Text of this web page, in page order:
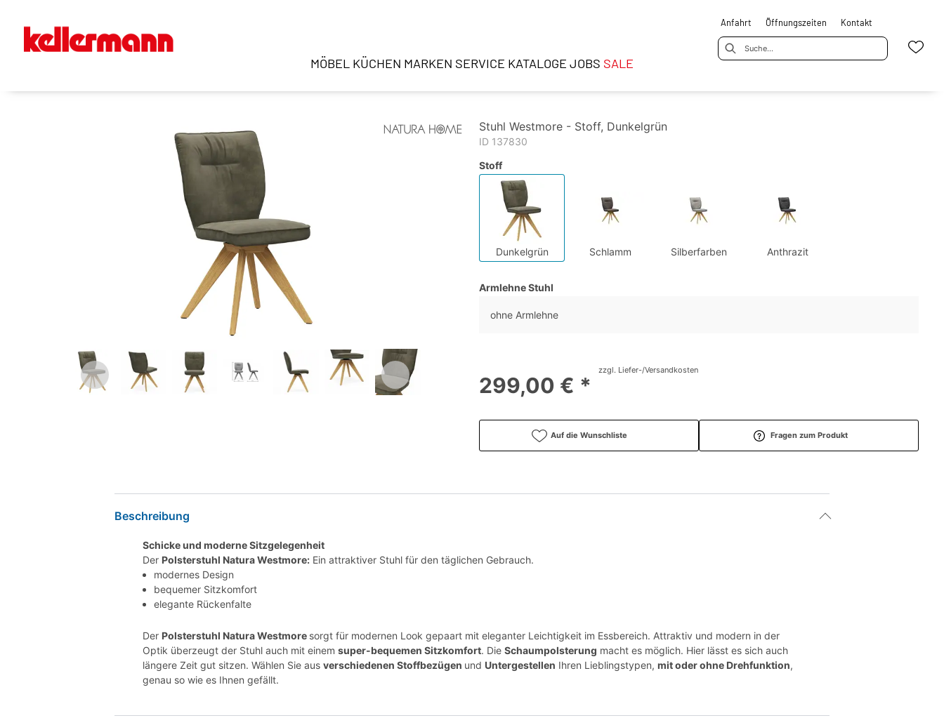
Anfahrt Öffnungszeiten Kontakt
MÖBEL KÜCHEN MARKEN SERVICE KATALOGE JOBS SALE
Stuhl Westmore - Stoff, Dunkelgrün
ID 137830
Stoff
Dunkelgrün Schlamm Silberfarben Anthrazit
Armlehne Stuhl
ohne Armlehne
299,00 € *
zzgl. Liefer-/Versandkosten
Auf die Wunschliste Fragen zum Produkt
Beschreibung
Schicke und moderne Sitzgelegenheit
Der Polsterstuhl Natura Westmore: Ein attraktiver Stuhl für den täglichen Gebrauch.
modernes Design
bequemer Sitzkomfort
elegante Rückenfalte
Der Polsterstuhl Natura Westmore sorgt für modernen Look gepaart mit eleganter Leichtigkeit im Essbereich. Attraktiv und modern in der
Optik überzeugt der Stuhl auch mit einemsuper-bequemen Sitzkomfort. DieSchaumpolsterung macht es möglich. Hier lässt es sich auch
längere Zeit gut sitzen. Wählen Sie ausverschiedenen Stoffbezügen und Untergestellen Ihren Lieblingstypen,mit oder ohne Drehfunktion,
genau so wie es Ihnen gefällt.